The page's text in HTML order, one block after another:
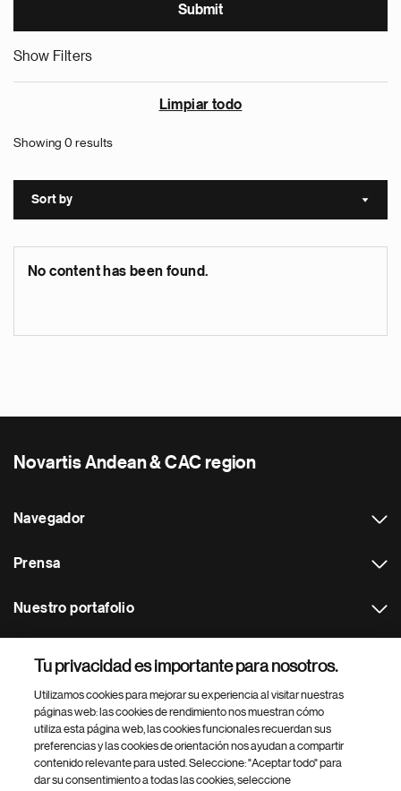
Show Filters
Limpiar todo
Showing 0 results
Sort by Sort
No content has been found.
Novartis Andean & CAC region
Navegador
Prensa
Nuestro portafolio
Footer Site Search
Tu privacidad es importante para nosotros.
Utilizamos cookies para mejorar su experiencia al visitar nuestras
páginas web: las cookies de rendimiento nos muestran cómo
utiliza esta página web, las cookies funcionales recuerdan sus
preferencias y las cookies de orientación nos ayudan a compartir
contenido relevante para usted. Seleccione: "Aceptar todo" para
dar su consentimiento a todas las cookies, seleccione